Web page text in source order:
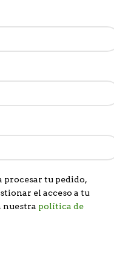
procesar tu pedido,
el acceso a tu
nuestra política de